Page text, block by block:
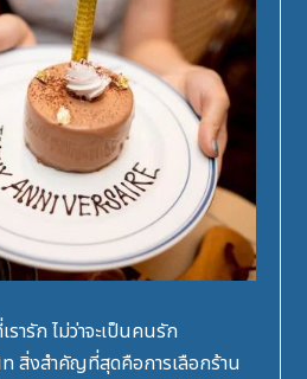
ารัก ไม่ว่าจะเป็นคนรัก
สิ่งสำคัญที่สุดคือการเลือกร้าน